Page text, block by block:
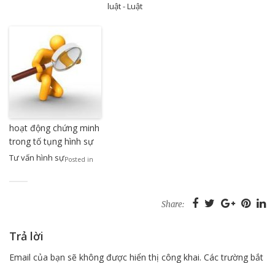
luật - Luật
hoạt động chứng minh
trong tố tụng hình sự
Posted in
Tư vấn hình sự
Share:
Trả lời
Email của bạn sẽ không được hiển thị công khai. Các trường bắt